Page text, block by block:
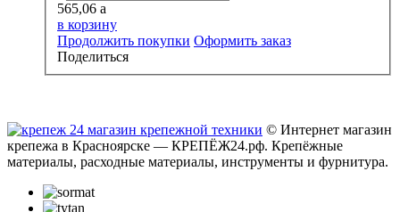
565,06 a
в корзину
Продолжить покупки Оформить заказ
Поделиться
© Интернет магазин
крепежа в Красноярске — КРЕПЁЖ24.рф. Крепёжные
материалы, расходные материалы, инструменты и фурнитура.